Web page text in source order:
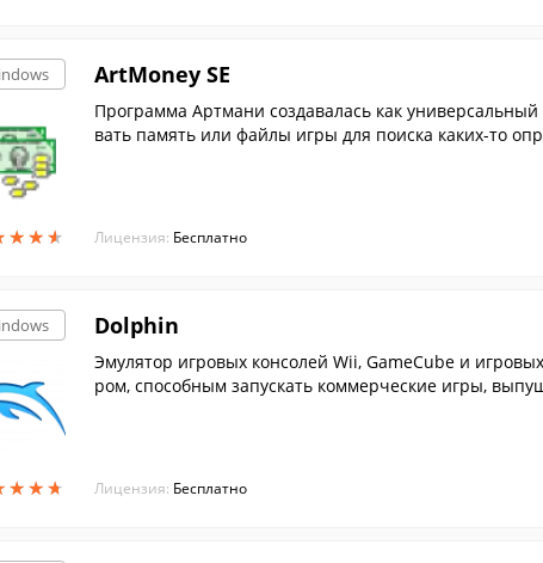
★★★
★★★
ArtMoney SE
Программа Артмани создавалась как
вать память или файлы игры для поиска каких-то
Лицензия: Бесплатно
★★★
★★★
Dolphin
Эмулятор игровых консолей Wii, GameCube и
ром, способным запускать коммерческие игры,
Лицензия: Бесплатно